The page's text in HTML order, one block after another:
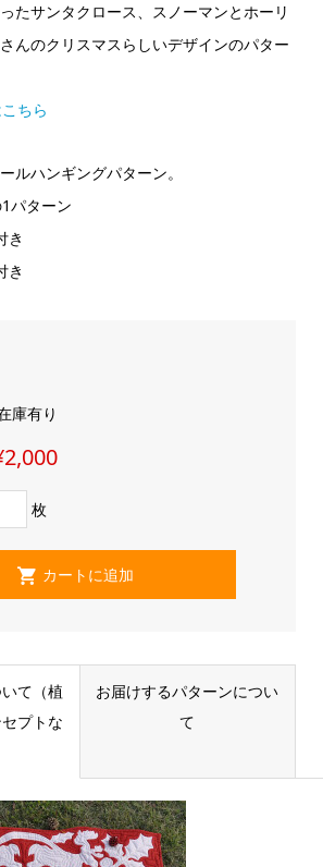
たサンタクロース、スノーマンとホーリ
んのクリスマスらしいデザインのパター
ちら
ルハンギングパターン。
パターン
き
き
庫有り
枚
て（植
プトな
お届けするパターンについ
て